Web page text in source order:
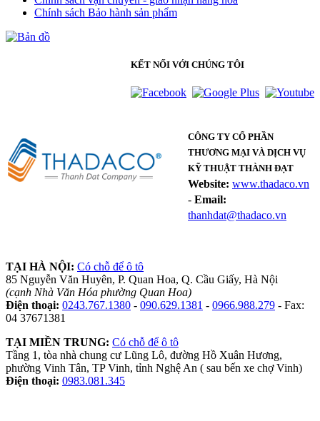
Chính sách Bảo hành sản phẩm
KẾT NỐI VỚI CHÚNG TÔI
CÔNG TY CỔ PHẦN
THƯƠNG MẠI VÀ DỊCH VỤ
KỸ THUẬT THÀNH ĐẠT
Website: www.thadaco.vn
- Email:
thanhdat@thadaco.vn
TẠI HÀ NỘI: Có chỗ để ô tô
85 Nguyễn Văn Huyên, P. Quan Hoa, Q. Cầu Giấy, Hà Nội
(cạnh Nhà Văn Hóa phường Quan Hoa)
Điện thoại: 0243.767.1380 - 090.629.1381 - 0966.988.279 - Fax:
04 37671381
TẠI MIỀN TRUNG: Có chỗ để ô tô
Tầng 1, tòa nhà chung cư Lũng Lô, đường Hồ Xuân Hương,
phường Vinh Tân, TP Vinh, tỉnh Nghệ An ( sau bến xe chợ Vinh)
Điện thoại: 0983.081.345